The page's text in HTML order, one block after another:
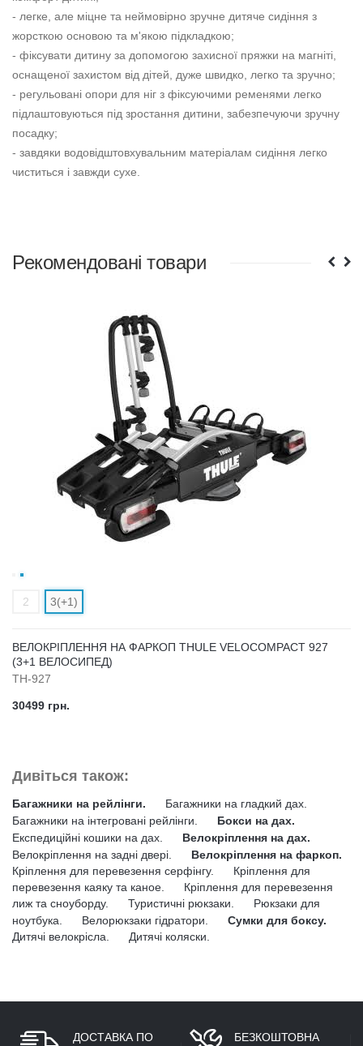
- легке, але міцне та неймовірно зручне дитяче сидіння з
жорсткою основою та м'якою підкладкою;
- фіксувати дитину за допомогою захисної пряжки на магніті,
оснащеної захистом від дітей, дуже швидко, легко та зручно;
- регульовані опори для ніг з фіксуючими ременями легко
підлаштовуються під зростання дитини, забезпечуючи зручну
посадку;
- завдяки водовідштовхувальним матеріалам сидіння легко
чиститься і завжди сухе.
Рекомендовані товари
2 3(+1)
ВЕЛОКРІПЛЕННЯ НА ФАРКОП THULE VELOCOMPACT 927
(3+1 ВЕЛОСИПЕД)
TH-927
30499 грн.
Дивіться також:
Багажники на рейлінги.
Багажники на гладкий дах.
Багажники на інтегровані рейлінги.
Бокси на дах.
Експедиційні кошики на дах.
Велокріплення на дах.
Велокріплення на задні двері.
Велокріплення на фаркоп.
Кріплення для перевезення серфінгу.
Кріплення для
перевезення каяку та каное.
Кріплення для перевезення
лиж та сноуборду.
Туристичні рюкзаки.
Рюкзаки для
ноутбука.
Велорюкзаки гідратори.
Сумки для боксу.
Дитячі велокрісла.
Дитячі коляски.
ДОСТАВКА ПО
БЕЗКОШТОВНА